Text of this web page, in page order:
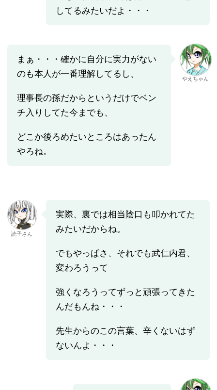
してるみたいだよ・・・
まぁ・・・確かに自分に実力がない
のも本人が一番理解してるし、
理事長の孫だからというだけでベン
チ入りしてた今までも、
どこか後ろめたいところはあったん
やろね。
やえちゃん
読子さん
実際、裏では相当陰口も叩かれてた
みたいだからね。
でもやっぱさ、それでも武仁内君、
変わろうって
強くなろうってずっと頑張ってきた
んだもんね・・・
先生からのこの言葉、辛くないはず
ないんよ・・・